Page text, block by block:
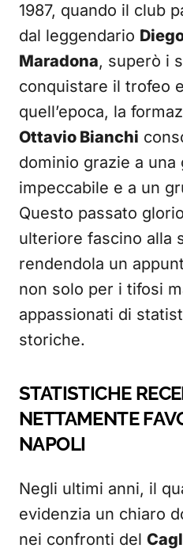
1987, quando il club
dal leggendario
Maradona, superò i
conquistare il trofeo
quell’epoca, la
Ottavio Bianchi
dominio grazie a
impeccabile e a un
Questo passato
ulteriore fascino alla
rendendola un
non solo per i tifosi
appassionati di
storiche.
STATISTICHE
NETTAMENTE
NAPOLI
Negli ultimi anni, il
evidenzia un chiaro
nei confronti del